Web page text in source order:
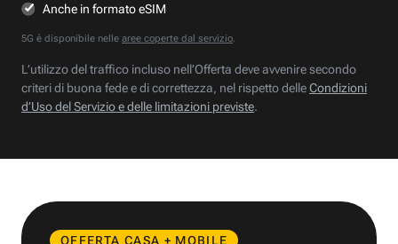
Anche in formato eSIM
5G è disponibile nelle aree coperte dal servizio.
L’utilizzo del traffico incluso nell’Offerta deve avvenire secondo
criteri di buona fede e di correttezza, nel rispetto delleCondizioni
d’Uso del Servizio e delle limitazioni previste.
OFFERTA CASA + MOBILE